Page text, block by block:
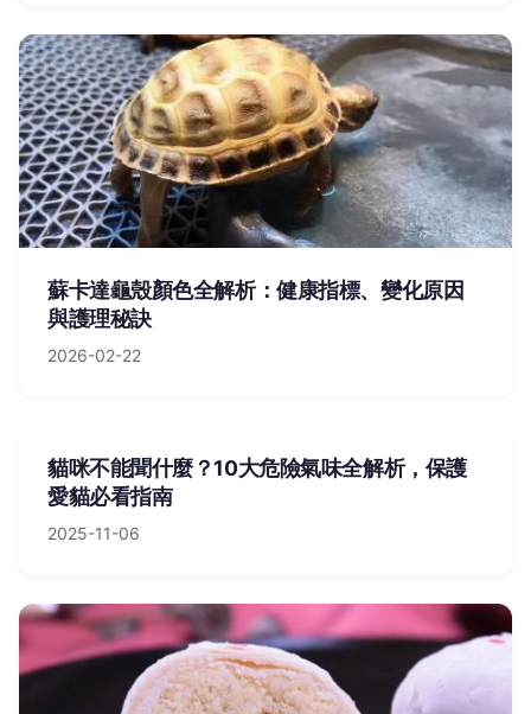
蘇卡達龜殼顏色全解析：健康指標、變化原因
與護理秘訣
2026-02-22
貓咪不能聞什麼？10大危險氣味全解析，保護
愛貓必看指南
2025-11-06